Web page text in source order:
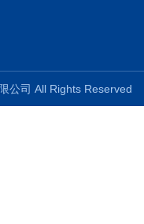
限公司 All Rights